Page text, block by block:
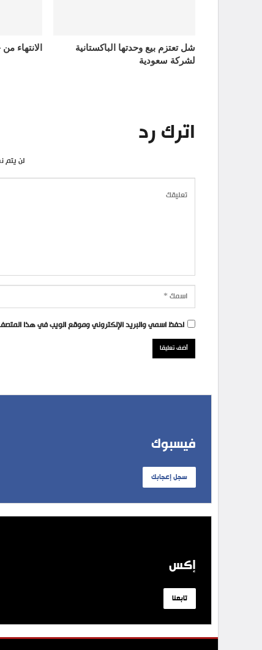
شل تعتزم بيع وحدتها الباكستانية
لشركة سعودية
الانتهاء
اترك رد
لن يتم
احفظ اسمي والبريد الإلكتروني وموقع الويب في هذا
فيسبوك
سجل إعجابك
إكس
تابعنا